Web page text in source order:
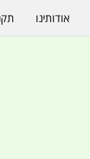
אודותינו